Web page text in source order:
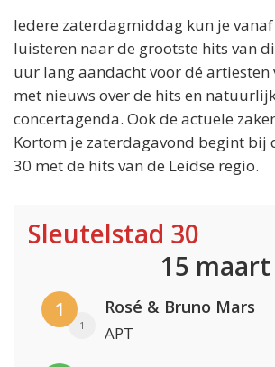
Iedere zaterdagmiddag kun je
luisteren naar de grootste hits van
uur lang aandacht voor dé
met nieuws over de hits en
concertagenda. Ook de actuele
Kortom je zaterdagavond begint bij
30 met de hits van de Leidse regio.
Sleutelstad 30
15 maart
1
1
Rosé & Bruno Mars
APT